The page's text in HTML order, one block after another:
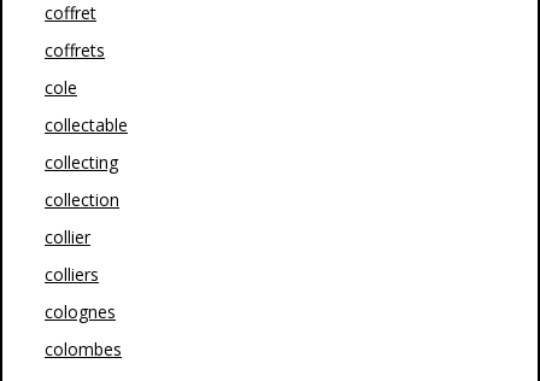
coffret
coffrets
cole
collectable
collecting
collection
collier
colliers
colognes
colombes